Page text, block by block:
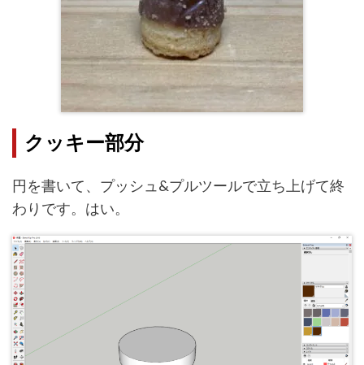
クッキー部分
円を書いて、プッシュ&プルツールで立ち上げて終
わりです。はい。